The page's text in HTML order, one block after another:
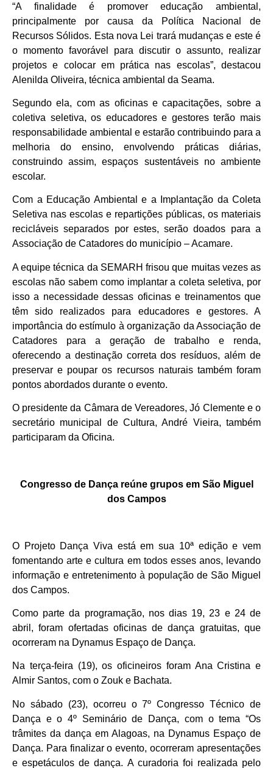
“A finalidade é promover educação ambiental,
principalmente por causa da Política Nacional de
Recursos Sólidos. Esta nova Lei trará mudanças e este é
o momento favorável para discutir o assunto, realizar
projetos e colocar em prática nas escolas”, destacou
Alenilda Oliveira, técnica ambiental da Seama.
Segundo ela, com as oficinas e capacitações, sobre a
coletiva seletiva, os educadores e gestores terão mais
responsabilidade ambiental e estarão contribuindo para a
melhoria do ensino, envolvendo práticas diárias,
construindo assim, espaços sustentáveis no ambiente
escolar.
Com a Educação Ambiental e a Implantação da Coleta
Seletiva nas escolas e repartições públicas, os materiais
recicláveis separados por estes, serão doados para a
Associação de Catadores do município – Acamare.
A equipe técnica da SEMARH frisou que muitas vezes as
escolas não sabem como implantar a coleta seletiva, por
isso a necessidade dessas oficinas e treinamentos que
têm sido realizados para educadores e gestores. A
importância do estímulo à organização da Associação de
Catadores para a geração de trabalho e renda,
oferecendo a destinação correta dos resíduos, além de
preservar e poupar os recursos naturais também foram
pontos abordados durante o evento.
O presidente da Câmara de Vereadores, Jó Clemente e o
secretário municipal de Cultura, André Vieira, também
participaram da Oficina.
Congresso de Dança reúne grupos em São Miguel
dos Campos
O Projeto Dança Viva está em sua 10ª edição e vem
fomentando arte e cultura em todos esses anos, levando
informação e entretenimento à população de São Miguel
dos Campos.
Como parte da programação, nos dias 19, 23 e 24 de
abril, foram ofertadas oficinas de dança gratuitas, que
ocorreram na Dynamus Espaço de Dança.
Na terça-feira (19), os oficineiros foram Ana Cristina e
Almir Santos, com o Zouk e Bachata.
No sábado (23), ocorreu o 7º Congresso Técnico de
Dança e o 4º Seminário de Dança, com o tema “Os
trâmites da dança em Alagoas, na Dynamus Espaço de
Dança. Para finalizar o evento, ocorreram apresentações
e espetáculos de dança. A curadoria foi realizada pelo